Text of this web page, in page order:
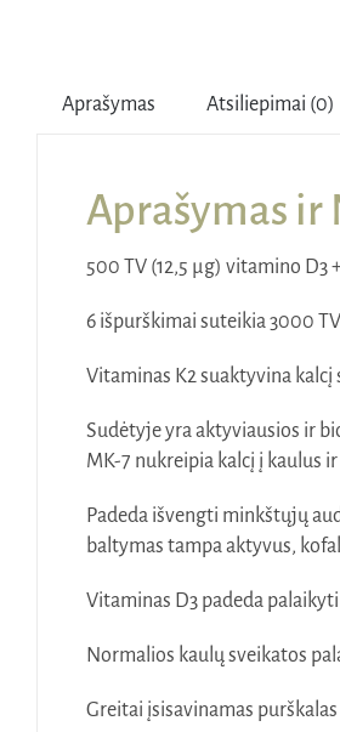
Aprašymas Atsiliepimai (0)
Aprašymas ir
500 TV (12,5 µg) vitamino D3
6 išpurškimai suteikia 3000
Vitaminas K2 suaktyvina
Sudėtyje yra aktyviausios ir
MK-7 nukreipia kalcį į kaulus
Padeda išvengti minkštųjų
baltymas tampa aktyvus,
Vitaminas D3 padeda
Normalios kaulų sveikatos
Greitai įsisavinamas